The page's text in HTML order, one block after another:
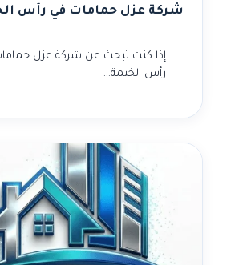
شركة عزل حمامات في رأس
إذا كنت تبحث عن شركة عزل
رأس الخيمة…